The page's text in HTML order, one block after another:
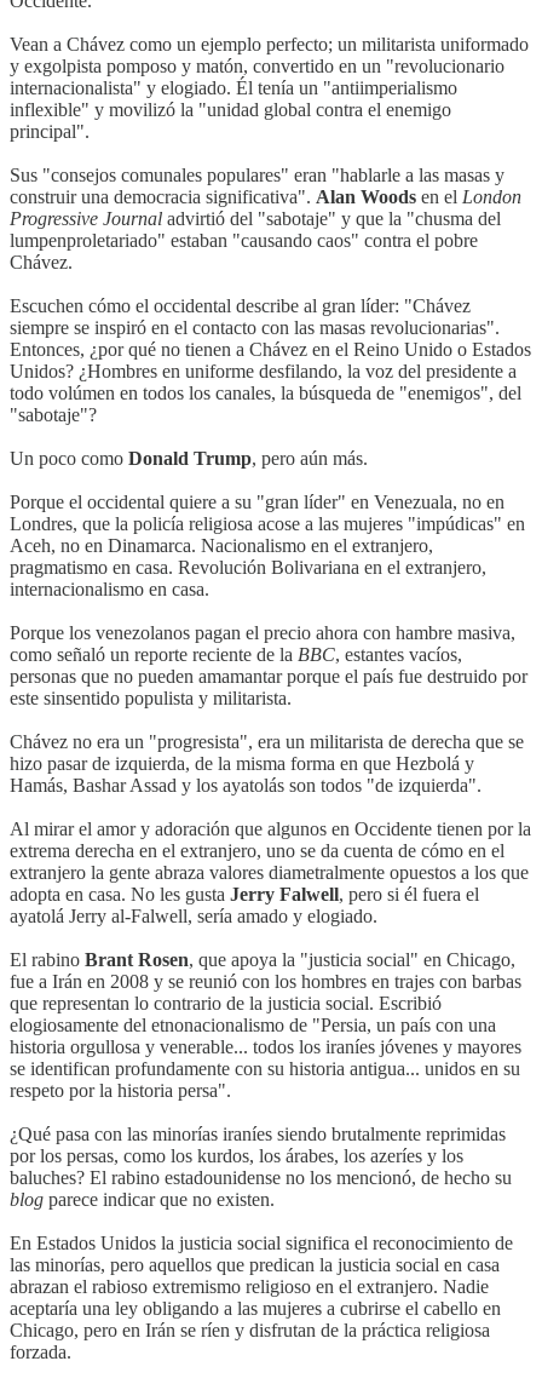
Vean a Chávez como un ejemplo perfecto; un militarista uniformado
y exgolpista pomposo y matón, convertido en un "revolucionario
internacionalista" y elogiado. Él tenía un "antiimperialismo
inflexible" y movilizó la "unidad global contra el enemigo
principal".
Sus "consejos comunales populares" eran "hablarle a las masas y
construir una democracia significativa". Alan Woods en el London
Progressive Journal advirtió del "sabotaje" y que la "chusma del
lumpenproletariado" estaban "causando caos" contra el pobre
Chávez.
Escuchen cómo el occidental describe al gran líder: "Chávez
siempre se inspiró en el contacto con las masas revolucionarias".
Entonces, ¿por qué no tienen a Chávez en el Reino Unido o Estados
Unidos? ¿Hombres en uniforme desfilando, la voz del presidente a
todo volúmen en todos los canales, la búsqueda de "enemigos", del
"sabotaje"?
Un poco como Donald Trump, pero aún más.
Porque el occidental quiere a su "gran líder" en Venezuala, no en
Londres, que la policía religiosa acose a las mujeres "impúdicas" en
Aceh, no en Dinamarca. Nacionalismo en el extranjero,
pragmatismo en casa. Revolución Bolivariana en el extranjero,
internacionalismo en casa.
Porque los venezolanos pagan el precio ahora con hambre masiva,
como señaló un reporte reciente de la BBC, estantes vacíos,
personas que no pueden amamantar porque el país fue destruido por
este sinsentido populista y militarista.
Chávez no era un "progresista", era un militarista de derecha que se
hizo pasar de izquierda, de la misma forma en que Hezbolá y
Hamás, Bashar Assad y los ayatolás son todos "de izquierda".
Al mirar el amor y adoración que algunos en Occidente tienen por la
extrema derecha en el extranjero, uno se da cuenta de cómo en el
extranjero la gente abraza valores diametralmente opuestos a los que
adopta en casa. No les gusta Jerry Falwell, pero si él fuera el
ayatolá Jerry al-Falwell, sería amado y elogiado.
El rabino Brant Rosen, que apoya la "justicia social" en Chicago,
fue a Irán en 2008 y se reunió con los hombres en trajes con barbas
que representan lo contrario de la justicia social. Escribió
elogiosamente del etnonacionalismo de "Persia, un país con una
historia orgullosa y venerable... todos los iraníes jóvenes y mayores
se identifican profundamente con su historia antigua... unidos en su
respeto por la historia persa".
¿Qué pasa con las minorías iraníes siendo brutalmente reprimidas
por los persas, como los kurdos, los árabes, los azeríes y los
baluches? El rabino estadounidense no los mencionó, de hecho su
blog parece indicar que no existen.
En Estados Unidos la justicia social significa el reconocimiento de
las minorías, pero aquellos que predican la justicia social en casa
abrazan el rabioso extremismo religioso en el extranjero. Nadie
aceptaría una ley obligando a las mujeres a cubrirse el cabello en
Chicago, pero en Irán se ríen y disfrutan de la práctica religiosa
forzada.